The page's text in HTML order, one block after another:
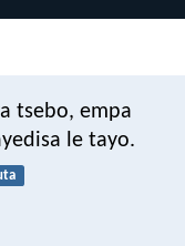
tsebo, empa
le tayo.